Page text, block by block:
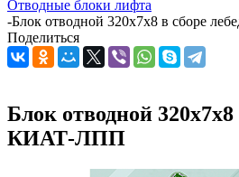
Отводные блоки лифта
-Блок отводной 320х7х8 в сборе
Поделиться
Блок отводной 320х7х8
КИАТ-ЛПП